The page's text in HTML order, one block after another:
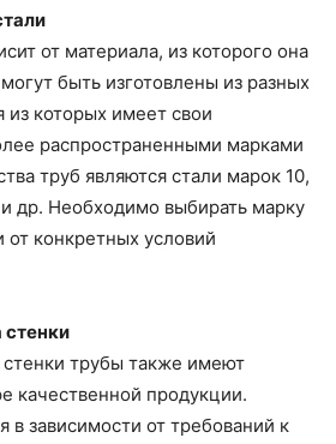
от материала, из которого она
быть изготовлены из разных
из которых имеет свои
распространенными марками
труб являются стали марок 10,
др. Необходимо выбирать марку
от конкретных условий
трубы также имеют
качественной продукции.
в зависимости от требований к